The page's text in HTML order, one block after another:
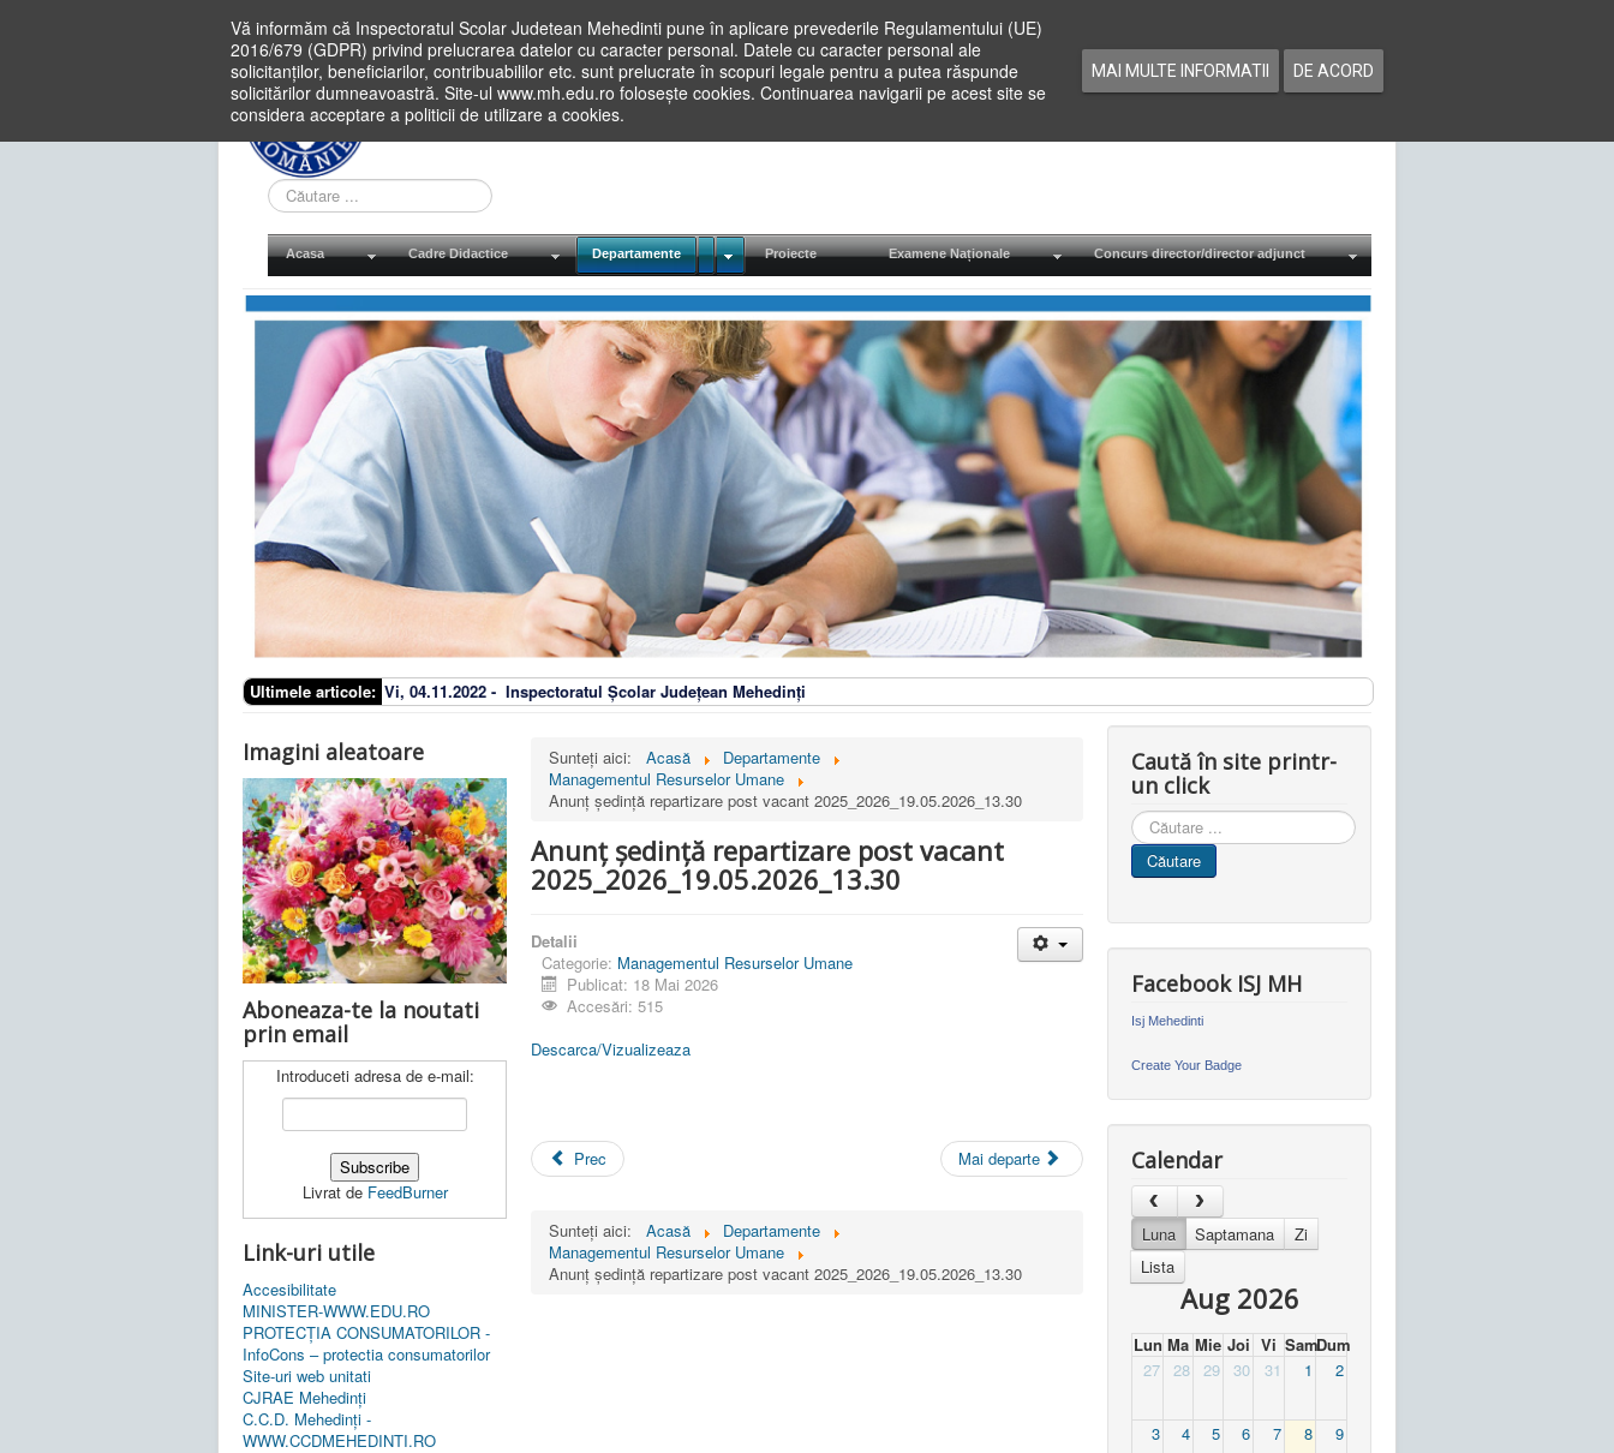
Vă informăm că Inspectoratul Scolar Judetean Mehedinti pune în aplicare prevederile Regulamentului (UE)
2016/679 (GDPR) privind prelucrarea datelor cu caracter personal. Datele cu caracter personal ale
solicitanților, beneficiarilor, contribuabililor etc. sunt prelucrate în scopuri legale pentru a putea răspunde
solicitărilor dumneavoastră. Site-ul www.mh.edu.ro folosește cookies. Continuarea navigarii pe acest site se
considera acceptare a politicii de utilizare a cookies.
MAI MULTE INFORMATII DE ACORD
Cauta
in
site
Acasa Cadre Didactice Departamente Proiecte Examene Naționale Concurs director/director adjunct
Ultimele articole: Vi, 04.11.2022 - Inspectoratul Școlar Județean Mehedinți
Imagini aleatoare
Aboneaza-te la noutati
prin email
Introduceti adresa de e-mail:
Livrat de FeedBurner
Link-uri utile
Accesibilitate
MINISTER-WWW.EDU.RO
PROTECȚIA CONSUMATORILOR -
InfoCons – protectia consumatorilor
Site-uri web unitati
CJRAE Mehedinți
C.C.D. Mehedinţi -
WWW.CCDMEHEDINTI.RO
Sunteți aici: Acasă
Departamente
Managementul Resurselor Umane
Anunț ședință repartizare post vacant 2025_2026_19.05.2026_13.30
Anunț ședință repartizare post vacant
2025_2026_19.05.2026_13.30
Detalii
Categorie: Managementul Resurselor Umane
Publicat: 18 Mai 2026
Accesări: 515
Descarca/Vizualizeaza
Prec Mai departe
Sunteți aici: Acasă
Departamente
Managementul Resurselor Umane
Anunț ședință repartizare post vacant 2025_2026_19.05.2026_13.30
Caută în site printr-
un click
Cauta
in
site
Căutare
Facebook ISJ MH
Isj Mehedinti
Create Your Badge
Calendar
Luna Saptamana
Zi
Lista
Aug 2026
Lun Ma Mie Joi Vi SamDum
27
28 29 30 31 1 2
3 4 5 6 7 8 9